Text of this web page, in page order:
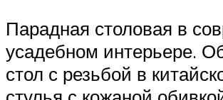
Парадная столовая в
усадебном интерьере.
стол с резьбой в